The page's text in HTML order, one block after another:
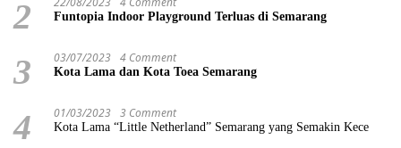
2 Funtopia Indoor Playground Terluas di Semarang
3 03/07/2023 4 Comment
Kota Lama dan Kota Toea Semarang
4 01/03/2023 3 Comment
Kota Lama “Little Netherland” Semarang yang Semakin Kece